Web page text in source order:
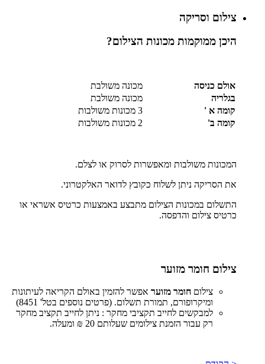
צילום וסריקה
היכן ממוקמות מכונות הצילום?
אולם כניסה
מכונה משולבת
בגלריה
מכונה משולבת
קומה א '
3 מכונות משולבות
קומה ב'
2 מכונות משולבות
המכונות משולבות ומאפשרות לסרוק או לצלם.
את הסריקה ניתן לשלוח כקובץ לדואר האלקטרוני.
התשלום במכונות הצילום מתבצע באמצעות כרטיס אשראי או
כרטיס צילום והדפסה.
צילום חומר מזוער
צילום חומר מזוער אפשר להזמין באולם הקריאה לעיתונות
ומיקרופורם, תמורת תשלום. (פרטים נוספים בטל' 8451)
למבקשים לחייב תקציבי מחקר : ניתן לחייב תקציב מחקר
רק עבור הזמנת צילומים שעלותם 20 ₪ ומעלה
.